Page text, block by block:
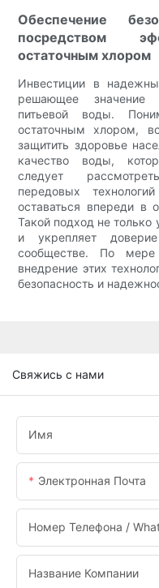
Обеспечение
посредством
остаточным хлором
Инвестиции в
решающее значение
питьевой воды.
остаточным хлором,
защитить здоровье
качество воды,
следует
передовых
оставаться впереди в
Такой подход не только
и укрепляет
сообществе. По
внедрение этих
безопасность и
Свяжись с нами
Имя
Электронная Почта
Номер Телефона /
Название Компании